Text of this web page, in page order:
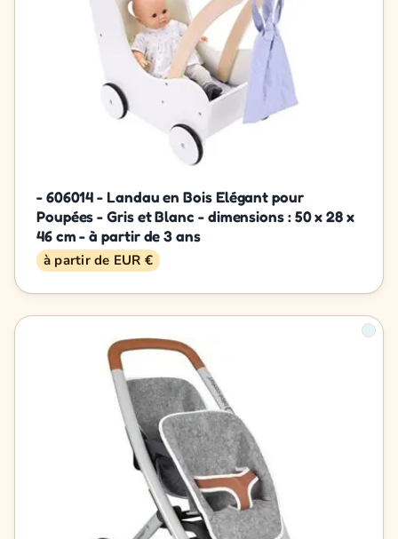
- 606014 - Landau en Bois Elégant pour
Poupées - Gris et Blanc - dimensions : 50 x 28 x
46 cm - à partir de 3 ans
à partir de EUR €